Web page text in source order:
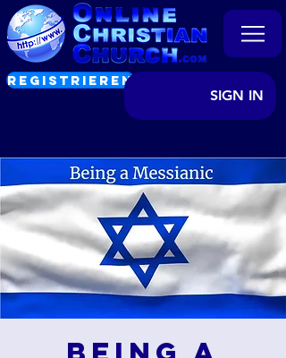
REGISTRIEREN
SIGN IN